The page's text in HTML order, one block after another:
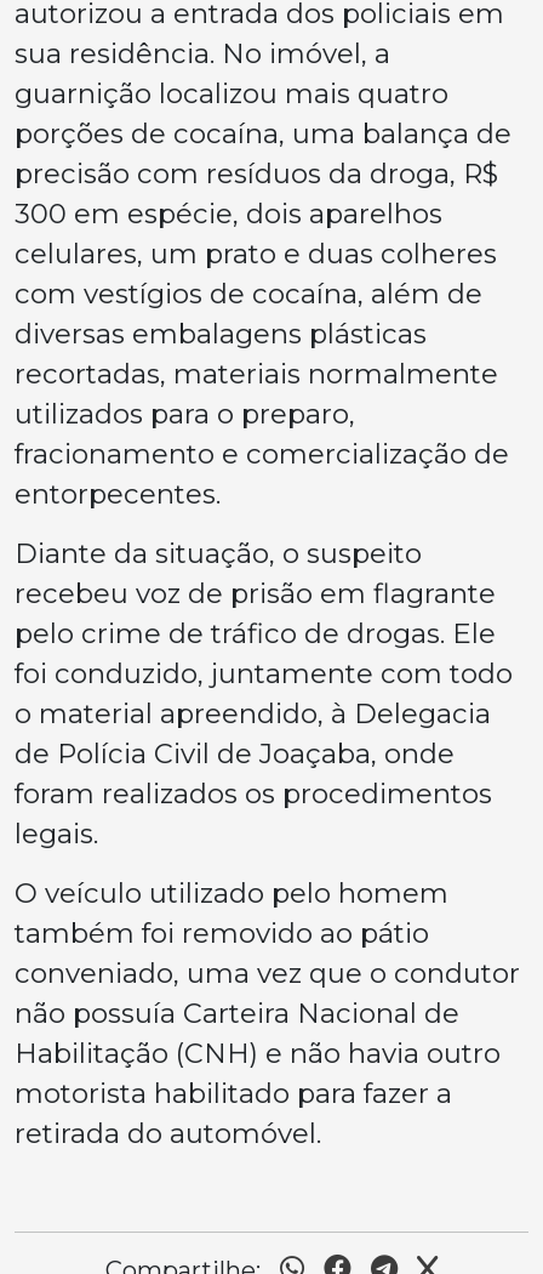
autorizou a entrada dos policiais em
sua residência. No imóvel, a
guarnição localizou mais quatro
porções de cocaína, uma balança de
precisão com resíduos da droga, R$
300 em espécie, dois aparelhos
celulares, um prato e duas colheres
com vestígios de cocaína, além de
diversas embalagens plásticas
recortadas, materiais normalmente
utilizados para o preparo,
fracionamento e comercialização de
entorpecentes.
Diante da situação, o suspeito
recebeu voz de prisão em flagrante
pelo crime de tráfico de drogas. Ele
foi conduzido, juntamente com todo
o material apreendido, à Delegacia
de Polícia Civil de Joaçaba, onde
foram realizados os procedimentos
legais.
O veículo utilizado pelo homem
também foi removido ao pátio
conveniado, uma vez que o condutor
não possuía Carteira Nacional de
Habilitação (CNH) e não havia outro
motorista habilitado para fazer a
retirada do automóvel.